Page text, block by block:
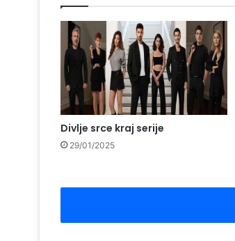
Divlje srce kraj serije
29/01/2025